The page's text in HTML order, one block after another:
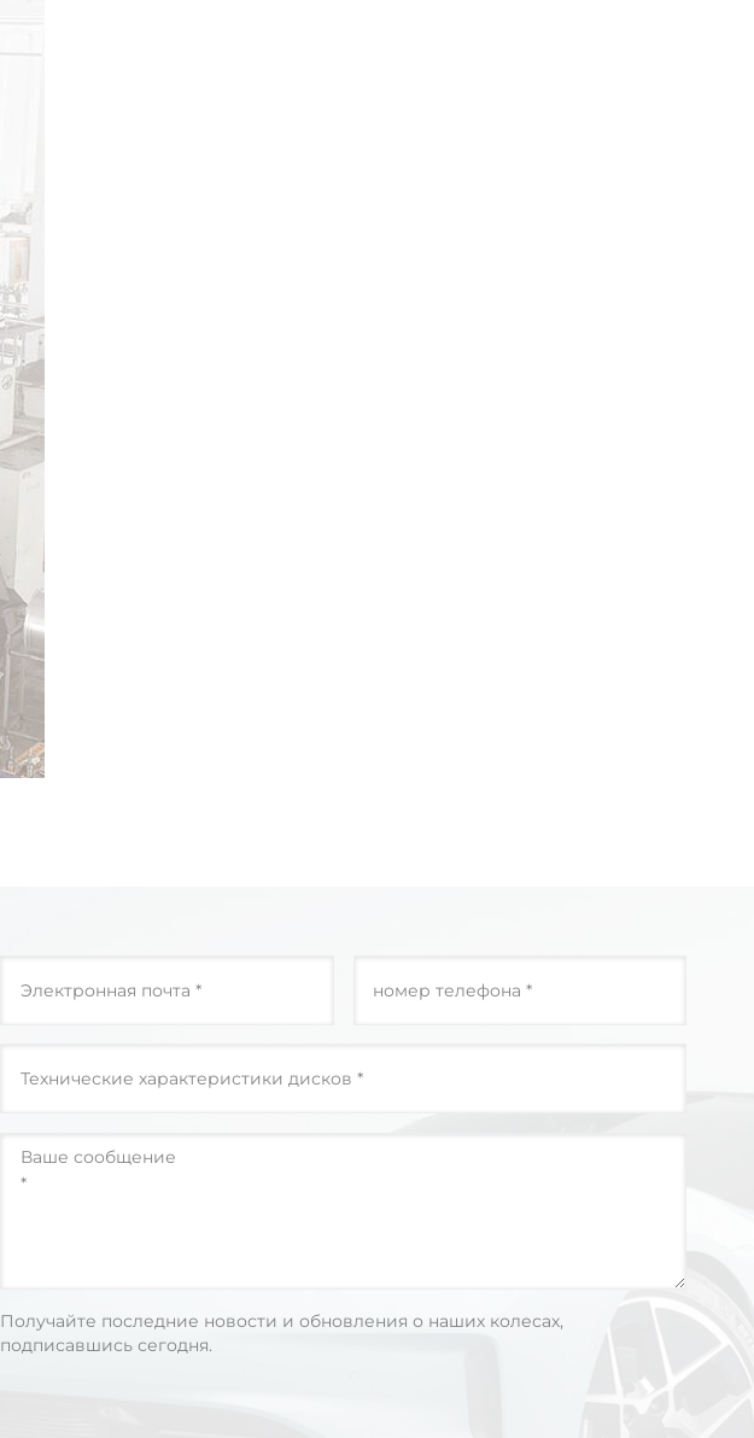
Получайте последние новости и обновления о наших колесах,
подписавшись сегодня.